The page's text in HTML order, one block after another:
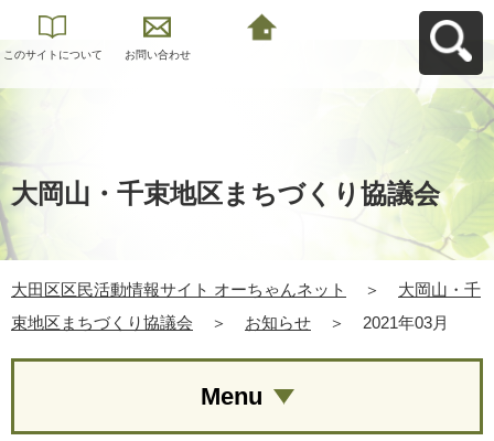
このサイトについて お問い合わせ
大岡山・千束地区まちづくり協議会
大田区区民活動情報サイト オーちゃんネット ＞
大岡山・千
束地区まちづくり協議会
＞ お知らせ ＞ 2021年03月
Menu